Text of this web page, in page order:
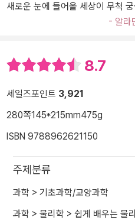
새로운 눈에 들어올 세상이 무척
- 알라
8.7
세일즈포인트 3,921
280쪽145*215mm475g
ISBN 9788962621150
주제분류
과학 > 기초과학/교양과학
과학 > 물리학 > 쉽게 배우는 물